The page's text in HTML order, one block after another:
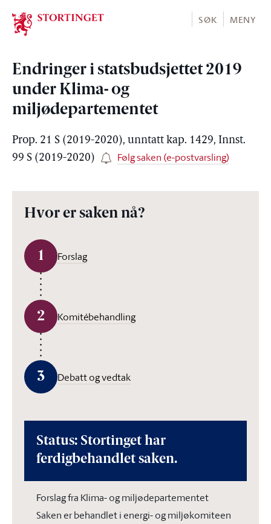
Stortinget.no
SØK MENY
Endringer i statsbudsjettet 2019
under Klima- og
miljødepartementet
Prop. 21 S (2019-2020), unntatt kap. 1429, Innst.
99 S (2019-2020)
Følg saken (e-postvarsling)
Hvor er saken nå?
1 Forslag
2 Komitébehandling
3 Debatt og vedtak
Status: Stortinget har
ferdigbehandlet saken.
Forslag fra Klima- og miljødepartementet
Saken er behandlet i energi- og miljøkomiteen